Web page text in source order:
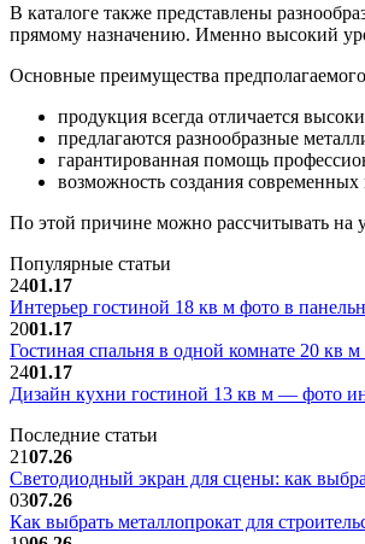
В каталоге также представлены
прямому назначению. Именно высокий
Основные преимущества предполагаемого
продукция всегда отличается
предлагаются разнообразные
гарантированная помощь
возможность создания
По этой причине можно рассчитывать на
Популярные статьи
2401.17
Интерьер гостиной 18 кв м фото в
2001.17
Гостиная спальня в одной комнате 20 кв
2401.17
Дизайн кухни гостиной 13 кв м — фото
Последние статьи
2107.26
Светодиодный экран для сцены: как
0307.26
Как выбрать металлопрокат для